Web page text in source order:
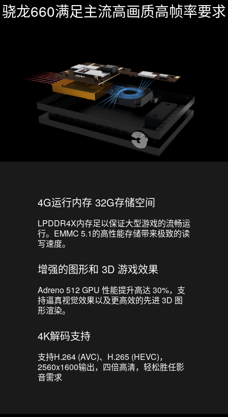
骁龙660满足主流高画质高帧率要求
4G运行内存 32G存储空间
LPDDR4X内存足以保证大型游戏的流畅运
行。EMMC 5.1的高性能存储带来极致的读
写速度。
增强的图形和 3D 游戏效果
Adreno 512 GPU 性能提升高达 30%，支
持逼真视觉效果以及更高效的先进 3D 图
形渲染。
4K解码支持
支持H.264 (AVC)、H.265 (HEVC)，
2560x1600输出，四倍高清，轻松胜任影
音需求